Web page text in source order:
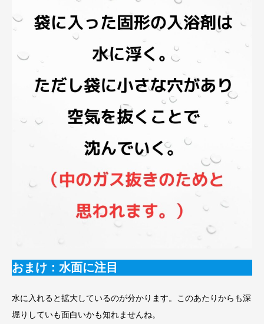
おまけ：水面に注目
水に入れると拡大しているのが分かります。このあたりからも深
堀りしていも面白いかも知れませんね。